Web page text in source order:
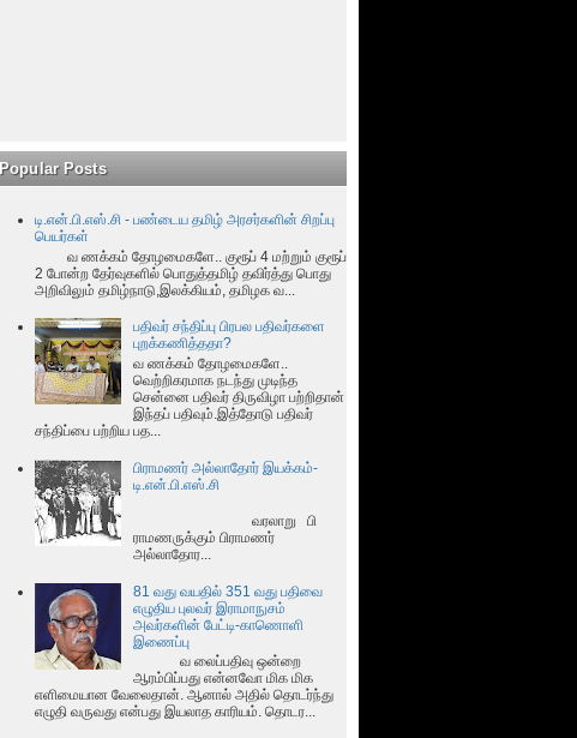
Popular Posts
டி.என்.பி.எஸ்.சி - பண்டைய தமிழ் அரசர்களின் சிறப்பு
பெயர்கள்
வ ணக்கம் தோழமைகளே.. குரூப் 4 மற்றும் குரூப்
2 போன்ற தேர்வுகளில் பொதுத்தமிழ் தவிர்த்து பொது
அறிவிலும் தமிழ்நாடு,இலக்கியம், தமிழக வ...
பதிவர் சந்திப்பு பிரபல பதிவர்களை
புறக்கணித்ததா?
வ ணக்கம் தோழமைகளே..
வெற்றிகரமாக நடந்து முடிந்த
சென்னை பதிவர் திருவிழா பற்றிதான்
இந்தப் பதிவும்.இத்தோடு பதிவர்
சந்திப்பை பற்றிய பத...
பிராமணர் அல்லாதோர் இயக்கம்-
டி.என்.பி.எஸ்.சி
வரலாறு பி
ராமணருக்கும் பிராமணர்
அல்லாதோர...
81 வது வயதில் 351 வது பதிவை
எழுதிய புலவர் இராமாநுசம்
அவர்களின் பேட்டி-காணொளி
இணைப்பு
வ லைப்பதிவு ஒன்றை
ஆரம்பிப்பது என்னவோ மிக மிக
எளிமையான வேலைதான். ஆனால் அதில் தொடர்ந்து
எழுதி வருவது என்பது இயலாத காரியம். தொடர...